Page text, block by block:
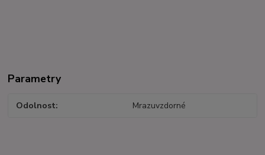
Parametry
Odolnost Mrazuvzdorné